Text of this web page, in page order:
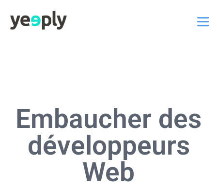
Embaucher des
développeurs
Web